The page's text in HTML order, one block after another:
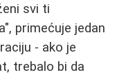
svi ti
primećuje jedan
- ako je
trebalo bi da